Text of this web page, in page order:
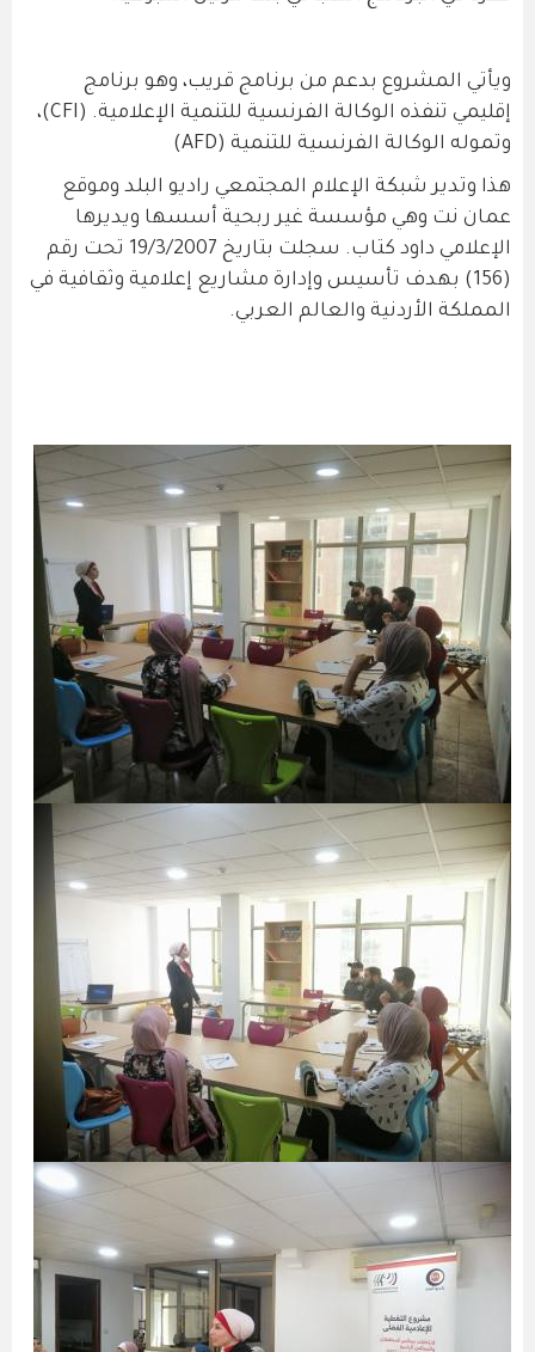
ويأتي المشروع بدعم من برنامج قريب، وهو برنامج
إقليمي تنفذه الوكالة الفرنسية للتنمية الإعلامية. (CFI)،
وتموله الوكالة الفرنسية للتنمية (AFD)
هذا وتدير شبكة الإعلام المجتمعي راديو البلد وموقع
عمان نت وهي مؤسسة غير ربحية أسسها ويديرها
الإعلامي داود كتاب. سجلت بتاريخ 19/3/2007 تحت رقم
(156) بهدف تأسيس وإدارة مشاريع إعلامية وثقافية في
المملكة الأردنية والعالم العربي.